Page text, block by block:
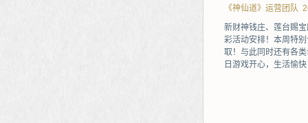
《神仙道》运营团队
新财神钱庄、莲台赐
彩活动安排！本周特
取！与此同时还有各
日游戏开心，生活愉